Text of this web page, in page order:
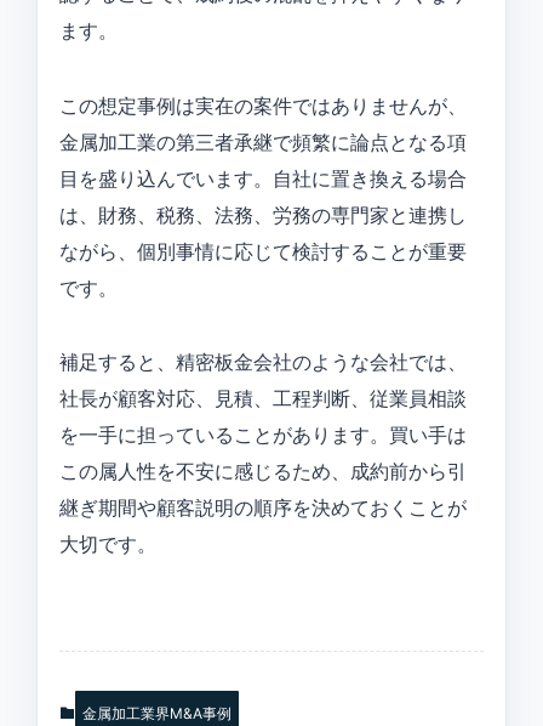
ます。
この想定事例は実在の案件ではありませんが、
金属加工業の第三者承継で頻繁に論点となる項
目を盛り込んでいます。自社に置き換える場合
は、財務、税務、法務、労務の専門家と連携し
ながら、個別事情に応じて検討することが重要
です。
補足すると、精密板金会社のような会社では、
社長が顧客対応、見積、工程判断、従業員相談
を一手に担っていることがあります。買い手は
この属人性を不安に感じるため、成約前から引
継ぎ期間や顧客説明の順序を決めておくことが
大切です。
金属加工業界M&A事例